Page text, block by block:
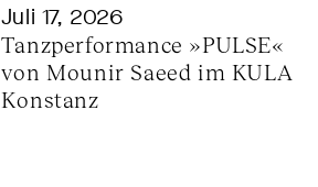
Juli 17, 2026
Tanzperformance »PULSE«
von Mounir Saeed im KULA
Konstanz